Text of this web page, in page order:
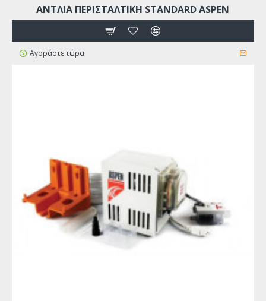
ΑΝΤΛΙΑ ΠΕΡΙΣΤΑΛΤΙΚΗ STANDARD ASPEN
Αγοράστε τώρα